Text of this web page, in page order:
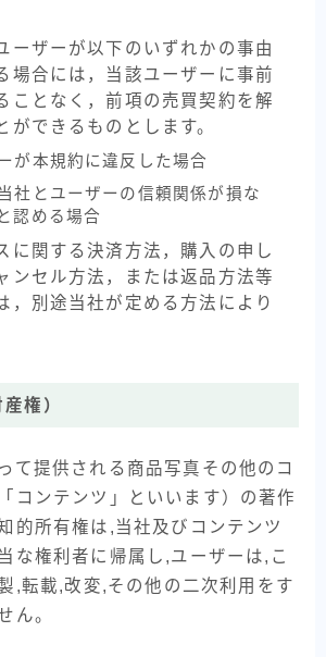
ーザーが以下のいずれかの事由
場合には，当該ユーザーに事前
ことなく，前項の売買契約を解
ができるものとします。
が本規約に違反した場合
社とユーザーの信頼関係が損な
認める場合
に関する決済方法，購入の申し
ンセル方法，または返品方法等
，別途当社が定める方法により
権）
て提供される商品写真その他のコ
コンテンツ」といいます）の著作
的所有権は,当社及びコンテンツ
な権利者に帰属し,ユーザーは,こ
,転載,改変,その他の二次利用をす
ん。